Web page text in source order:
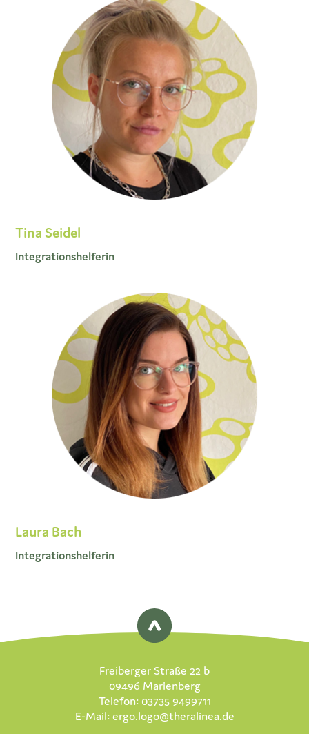
Tina Seidel
Integrationshelferin
Laura Bach
Integrationshelferin
Freiberger Straße 22 b
09496 Marienberg
Telefon: 03735 9499711
E-Mail:ergo.logo@theralinea.de